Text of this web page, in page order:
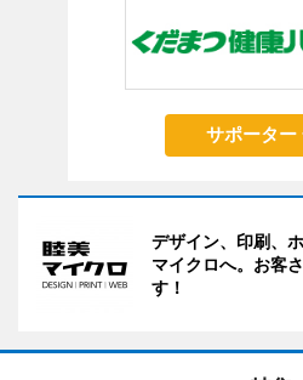
サポーター
デザイン、印刷、
マイクロへ。お客
す！